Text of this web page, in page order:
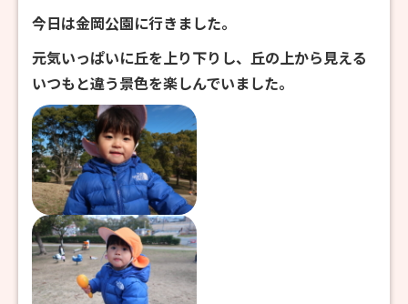
今日は金岡公園に行きました。
元気いっぱいに丘を上り下りし、丘の上から見える
いつもと違う景色を楽しんでいました。